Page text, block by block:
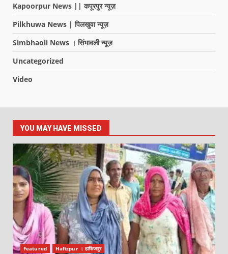
Kapoorpur News || कपूरपुर न्यूज़
Pilkhuwa News | पिलखुवा न्यूज़
Simbhaoli News । सिंभावली न्यूज़
Uncategorized
Video
YOU MAY HAVE MISSED
Featured Hafizpur । हाफिजपुर